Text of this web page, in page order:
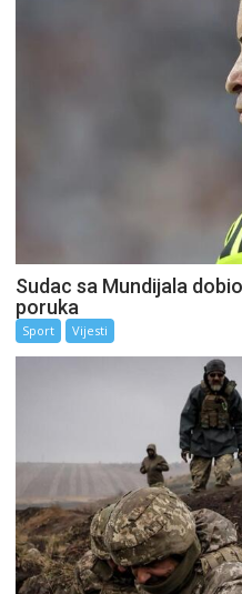
Sudac sa Mundijala
poruka
Sport Vijesti